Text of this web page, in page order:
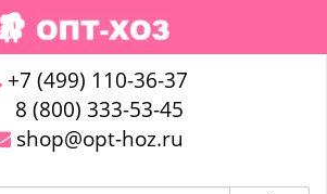
+7 (499) 110-36-37
8 (800) 333-53-45
shop@opt-hoz.ru